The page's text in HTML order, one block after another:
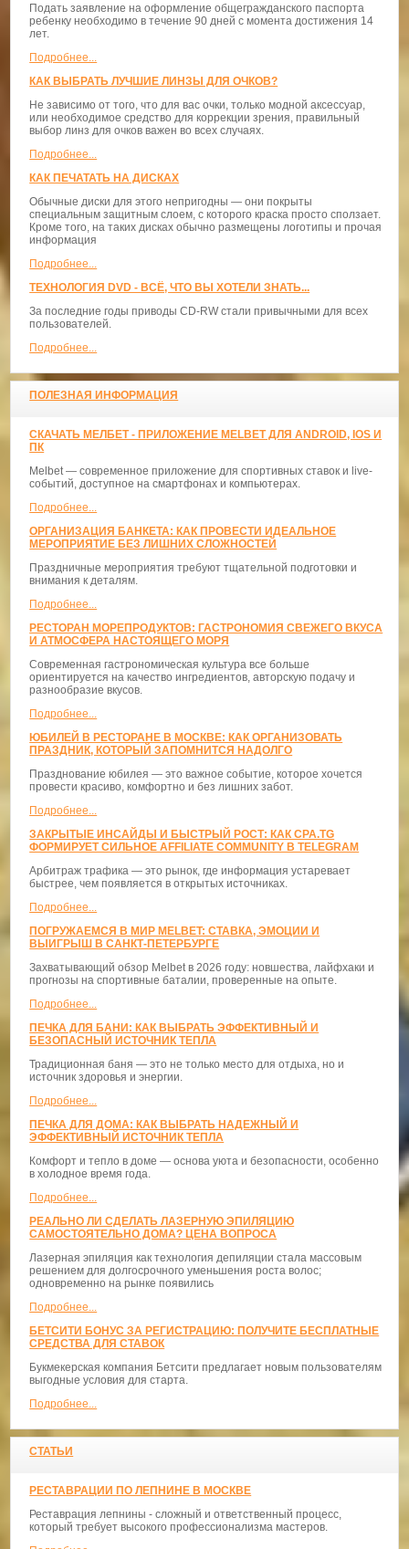
Подать заявление на оформление общегражданского паспорта
ребенку необходимо в течение 90 дней с момента достижения 14
лет.
Подробнее...
КАК ВЫБРАТЬ ЛУЧШИЕ ЛИНЗЫ ДЛЯ ОЧКОВ?
Не зависимо от того, что для вас очки, только модной аксессуар,
или необходимое средство для коррекции зрения, правильный
выбор линз для очков важен во всех случаях.
Подробнее...
КАК ПЕЧАТАТЬ НА ДИСКАХ
Обычные диски для этого непригодны — они покрыты
специальным защитным слоем, с которого краска просто сползает.
Кроме того, на таких дисках обычно размещены логотипы и прочая
информация
Подробнее...
ТЕХНОЛОГИЯ DVD - ВСЁ, ЧТО ВЫ ХОТЕЛИ ЗНАТЬ...
За последние годы приводы CD-RW стали привычными для всех
пользователей.
Подробнее...
ПОЛЕЗНАЯ ИНФОРМАЦИЯ
СКАЧАТЬ МЕЛБЕТ - ПРИЛОЖЕНИЕ MELBET ДЛЯ ANDROID, IOS И
ПК
Melbet — современное приложение для спортивных ставок и live-
событий, доступное на смартфонах и компьютерах.
Подробнее...
ОРГАНИЗАЦИЯ БАНКЕТА: КАК ПРОВЕСТИ ИДЕАЛЬНОЕ
МЕРОПРИЯТИЕ БЕЗ ЛИШНИХ СЛОЖНОСТЕЙ
Праздничные мероприятия требуют тщательной подготовки и
внимания к деталям.
Подробнее...
РЕСТОРАН МОРЕПРОДУКТОВ: ГАСТРОНОМИЯ СВЕЖЕГО ВКУСА
И АТМОСФЕРА НАСТОЯЩЕГО МОРЯ
Современная гастрономическая культура все больше
ориентируется на качество ингредиентов, авторскую подачу и
разнообразие вкусов.
Подробнее...
ЮБИЛЕЙ В РЕСТОРАНЕ В МОСКВЕ: КАК ОРГАНИЗОВАТЬ
ПРАЗДНИК, КОТОРЫЙ ЗАПОМНИТСЯ НАДОЛГО
Празднование юбилея — это важное событие, которое хочется
провести красиво, комфортно и без лишних забот.
Подробнее...
ЗАКРЫТЫЕ ИНСАЙДЫ И БЫСТРЫЙ РОСТ: КАК CPA.TG
ФОРМИРУЕТ СИЛЬНОЕ AFFILIATE COMMUNITY В TELEGRAM
Арбитраж трафика — это рынок, где информация устаревает
быстрее, чем появляется в открытых источниках.
Подробнее...
ПОГРУЖАЕМСЯ В МИР MELBET: СТАВКА, ЭМОЦИИ И
ВЫИГРЫШ В САНКТ-ПЕТЕРБУРГЕ
Захватывающий обзор Melbet в 2026 году: новшества, лайфхаки и
прогнозы на спортивные баталии, проверенные на опыте.
Подробнее...
ПЕЧКА ДЛЯ БАНИ: КАК ВЫБРАТЬ ЭФФЕКТИВНЫЙ И
БЕЗОПАСНЫЙ ИСТОЧНИК ТЕПЛА
Традиционная баня — это не только место для отдыха, но и
источник здоровья и энергии.
Подробнее...
ПЕЧКА ДЛЯ ДОМА: КАК ВЫБРАТЬ НАДЕЖНЫЙ И
ЭФФЕКТИВНЫЙ ИСТОЧНИК ТЕПЛА
Комфорт и тепло в доме — основа уюта и безопасности, особенно
в холодное время года.
Подробнее...
РЕАЛЬНО ЛИ СДЕЛАТЬ ЛАЗЕРНУЮ ЭПИЛЯЦИЮ
САМОСТОЯТЕЛЬНО ДОМА? ЦЕНА ВОПРОСА
Лазерная эпиляция как технология депиляции стала массовым
решением для долгосрочного уменьшения роста волос;
одновременно на рынке появились
Подробнее...
БЕТСИТИ БОНУС ЗА РЕГИСТРАЦИЮ: ПОЛУЧИТЕ БЕСПЛАТНЫЕ
СРЕДСТВА ДЛЯ СТАВОК
Букмекерская компания Бетсити предлагает новым пользователям
выгодные условия для старта.
Подробнее...
СТАТЬИ
РЕСТАВРАЦИИ ПО ЛЕПНИНЕ В МОСКВЕ
Реставрация лепнины - сложный и ответственный процесс,
который требует высокого профессионализма мастеров.